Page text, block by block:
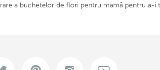
a buchetelor de flori pentru mamă pentru a-i